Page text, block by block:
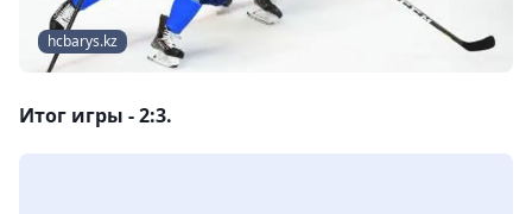
hcbarys.kz
Итог игры - 2:3.